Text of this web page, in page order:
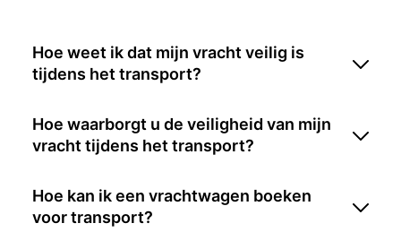
Hoe weet ik dat mijn vracht veilig is
tijdens het transport?
Hoe waarborgt u de veiligheid van mijn
vracht tijdens het transport?
Hoe kan ik een vrachtwagen boeken
voor transport?